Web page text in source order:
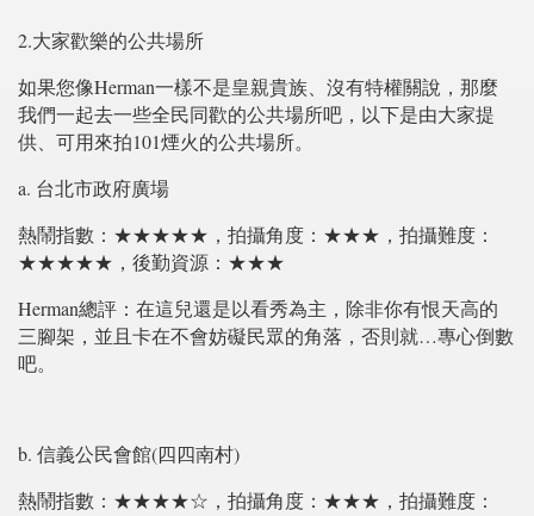
2.大家歡樂的公共場所
如果您像Herman一樣不是皇親貴族、沒有特權關說，那麼
我們一起去一些全民同歡的公共場所吧，以下是由大家提
供、可用來拍101煙火的公共場所。
a. 台北市政府廣場
熱鬧指數：★★★★★，拍攝角度：★★★，拍攝難度：
★★★★★，後勤資源：★★★
Herman總評：在這兒還是以看秀為主，除非你有恨天高的
三腳架，並且卡在不會妨礙民眾的角落，否則就…專心倒數
吧。
b. 信義公民會館(四四南村)
熱鬧指數：★★★★☆，拍攝角度：★★★，拍攝難度：